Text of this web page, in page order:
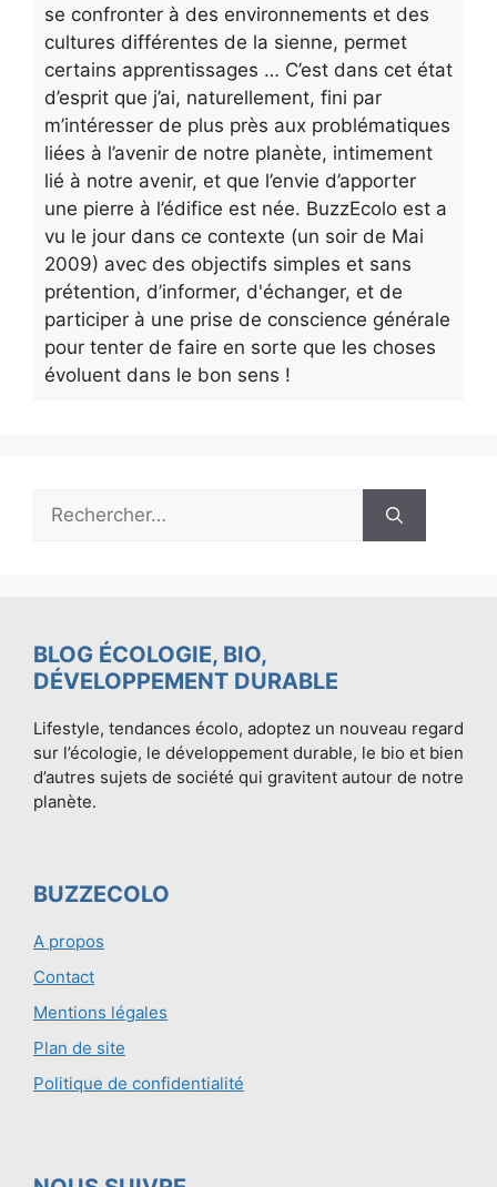
se confronter à des environnements et des
cultures différentes de la sienne, permet
certains apprentissages … C’est dans cet état
d’esprit que j’ai, naturellement, fini par
m’intéresser de plus près aux problématiques
liées à l’avenir de notre planète, intimement
lié à notre avenir, et que l’envie d’apporter
une pierre à l’édifice est née. BuzzEcolo est a
vu le jour dans ce contexte (un soir de Mai
2009) avec des objectifs simples et sans
prétention, d’informer, d'échanger, et de
participer à une prise de conscience générale
pour tenter de faire en sorte que les choses
évoluent dans le bon sens !
Rechercher :
BLOG ÉCOLOGIE, BIO,
DÉVELOPPEMENT DURABLE
Lifestyle, tendances écolo, adoptez un nouveau regard
sur l’écologie, le développement durable, le bio et bien
d’autres sujets de société qui gravitent autour de notre
planète.
BUZZECOLO
A propos
Contact
Mentions légales
Plan de site
Politique de confidentialité